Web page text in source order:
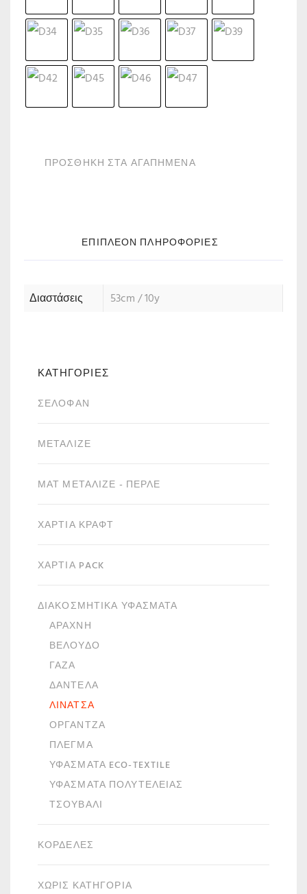
ΠΡΟΣΘΗΚΗ ΣΤΑ ΑΓΑΠΗΜΕΝΑ
ΕΠΙΠΛΈΟΝ ΠΛΗΡΟΦΟΡΊΕΣ
Διαστάσεις 53cm / 10y
ΚΑΤΗΓΟΡΙΕΣ
ΣΕΛΟΦΆΝ
ΜΕΤΑΛΙΖΈ
ΜΑΤ ΜΕΤΑΛΙΖΈ - ΠΕΡΛΈ
ΧΑΡΤΙΆ ΚΡΑΦΤ
ΧΑΡΤΙΆ PACK
ΔΙΑΚΟΣΜΗΤΙΚΆ ΥΦΆΣΜΑΤΑ
ΑΡΆΧΝΗ
ΒΕΛΟΎΔΟ
ΓΆΖΑ
ΔΑΝΤΈΛΑ
ΛΙΝΆΤΣΑ
ΟΡΓΆΝΤΖΑ
ΠΛΈΓΜΑ
ΥΦΆΣΜΑΤΑ ECO-TEXTILE
ΥΦΆΣΜΑΤΑ ΠΟΛΥΤΕΛΕΊΑΣ
ΤΣΟΥΒΆΛΙ
ΚΟΡΔΈΛΕΣ
ΧΩΡΙΣ ΚΑΤΗΓΟΡΙΑ